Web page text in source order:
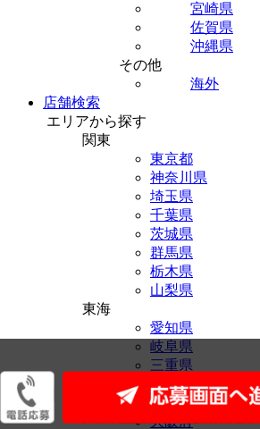
宮崎県
佐賀県
沖縄県
その他
海外
店舗検索
エリアから探す
関東
東京都
神奈川県
埼玉県
千葉県
茨城県
群馬県
栃木県
山梨県
東海
愛知県
岐阜県
三重県
静岡県
大阪府